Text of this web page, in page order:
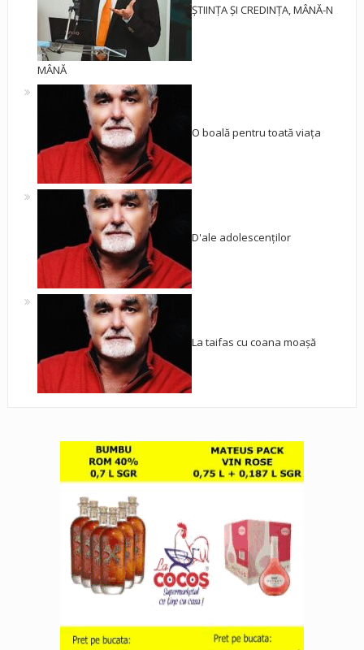
ȘTIINȚA ȘI CREDINȚA, MÂNĂ-N
MÂNĂ
O boală pentru toată viața
D'ale adolescenților
La taifas cu coana moașă